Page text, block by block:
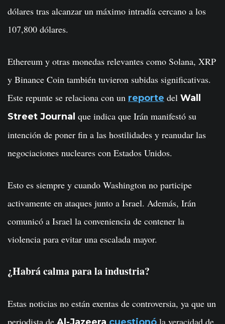
dólares tras alcanzar un máximo intradía cercano a los
107,800 dólares.
Ethereum y otras monedas relevantes como Solana, XRP
y Binance Coin también tuvieron subidas significativas.
Este repunte se relaciona con un reporte del Wall
Street Journal que indica que Irán manifestó su
intención de poner fin a las hostilidades y reanudar las
negociaciones nucleares con Estados Unidos.
Esto es siempre y cuando Washington no participe
activamente en ataques junto a Israel. Además, Irán
comunicó a Israel la conveniencia de contener la
violencia para evitar una escalada mayor.
¿Habrá calma para la industria?
Estas noticias no están exentas de controversia, ya que un